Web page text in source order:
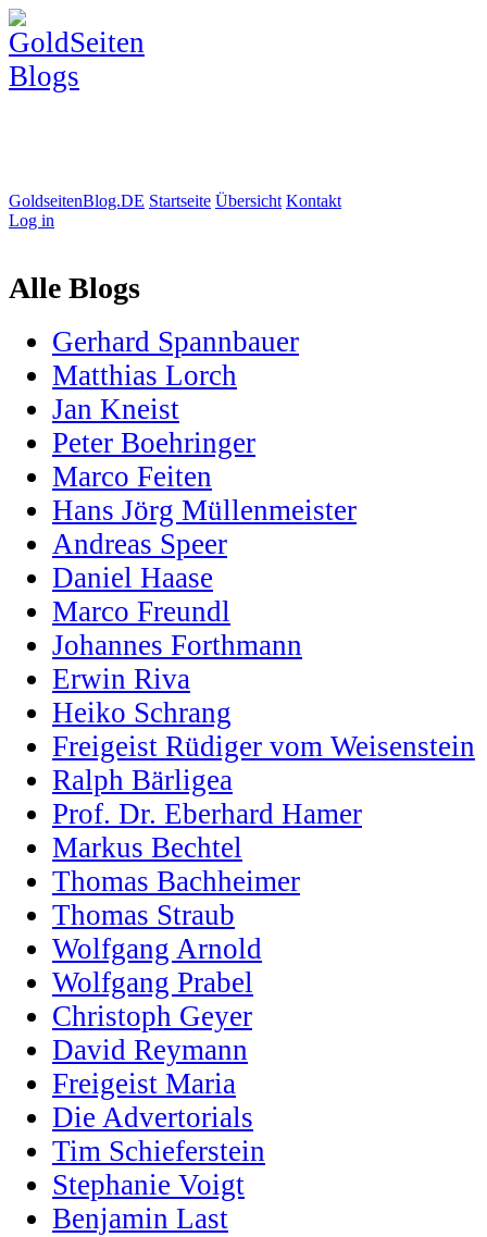
GoldseitenBlog.DE Startseite Übersicht Kontakt
Log in
Alle Blogs
Gerhard Spannbauer
Matthias Lorch
Jan Kneist
Peter Boehringer
Marco Feiten
Hans Jörg Müllenmeister
Andreas Speer
Daniel Haase
Marco Freundl
Johannes Forthmann
Erwin Riva
Heiko Schrang
Freigeist Rüdiger vom Weisenstein
Ralph Bärligea
Prof. Dr. Eberhard Hamer
Markus Bechtel
Thomas Bachheimer
Thomas Straub
Wolfgang Arnold
Wolfgang Prabel
Christoph Geyer
David Reymann
Freigeist Maria
Die Advertorials
Tim Schieferstein
Stephanie Voigt
Benjamin Last